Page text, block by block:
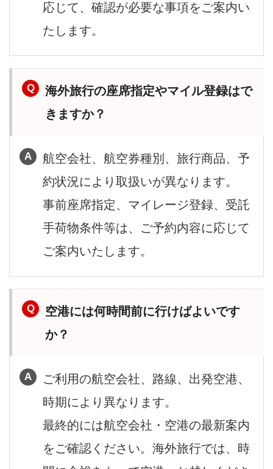
応じて、確認が必要な事項をご案内い
たします。
海外旅行の座席指定やマイル登録はで
きますか？
航空会社、航空券種別、旅行商品、予
約状況により取扱いが異なります。
事前座席指定、マイレージ登録、受託
手荷物条件等は、ご予約内容に応じて
ご案内いたします。
空港には何時間前に行けばよいです
か？
ご利用の航空会社、路線、出発空港、
時期により異なります。
最終的には航空会社・空港の最新案内
をご確認ください。海外旅行では、時